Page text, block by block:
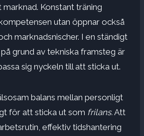
Konstant träning
utan öppnar också
marknadsnischer. I en ständigt
grund av tekniska framsteg är
sig nyckeln till att sticka ut.
balans mellan personligt
för att sticka ut som frilans.Att
effektiv tidshantering